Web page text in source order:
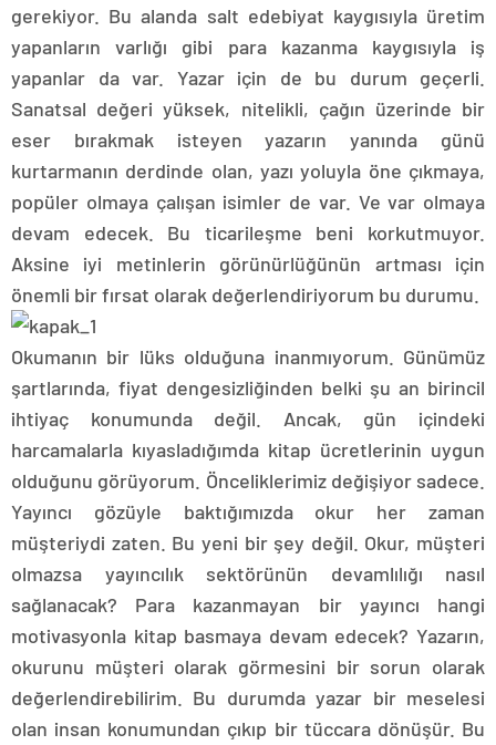
gerekiyor. Bu alanda salt edebiyat kaygısıyla üretim
yapanların varlığı gibi para kazanma kaygısıyla iş
yapanlar da var. Yazar için de bu durum geçerli.
Sanatsal değeri yüksek, nitelikli, çağın üzerinde bir
eser bırakmak isteyen yazarın yanında günü
kurtarmanın derdinde olan, yazı yoluyla öne çıkmaya,
popüler olmaya çalışan isimler de var. Ve var olmaya
devam edecek. Bu ticarileşme beni korkutmuyor.
Aksine iyi metinlerin görünürlüğünün artması için
önemli bir fırsat olarak değerlendiriyorum bu durumu.
Okumanın bir lüks olduğuna inanmıyorum. Günümüz
şartlarında, fiyat dengesizliğinden belki şu an birincil
ihtiyaç konumunda değil. Ancak, gün içindeki
harcamalarla kıyasladığımda kitap ücretlerinin uygun
olduğunu görüyorum. Önceliklerimiz değişiyor sadece.
Yayıncı gözüyle baktığımızda okur her zaman
müşteriydi zaten. Bu yeni bir şey değil. Okur, müşteri
olmazsa yayıncılık sektörünün devamlılığı nasıl
sağlanacak? Para kazanmayan bir yayıncı hangi
motivasyonla kitap basmaya devam edecek? Yazarın,
okurunu müşteri olarak görmesini bir sorun olarak
değerlendirebilirim. Bu durumda yazar bir meselesi
olan insan konumundan çıkıp bir tüccara dönüşür. Bu